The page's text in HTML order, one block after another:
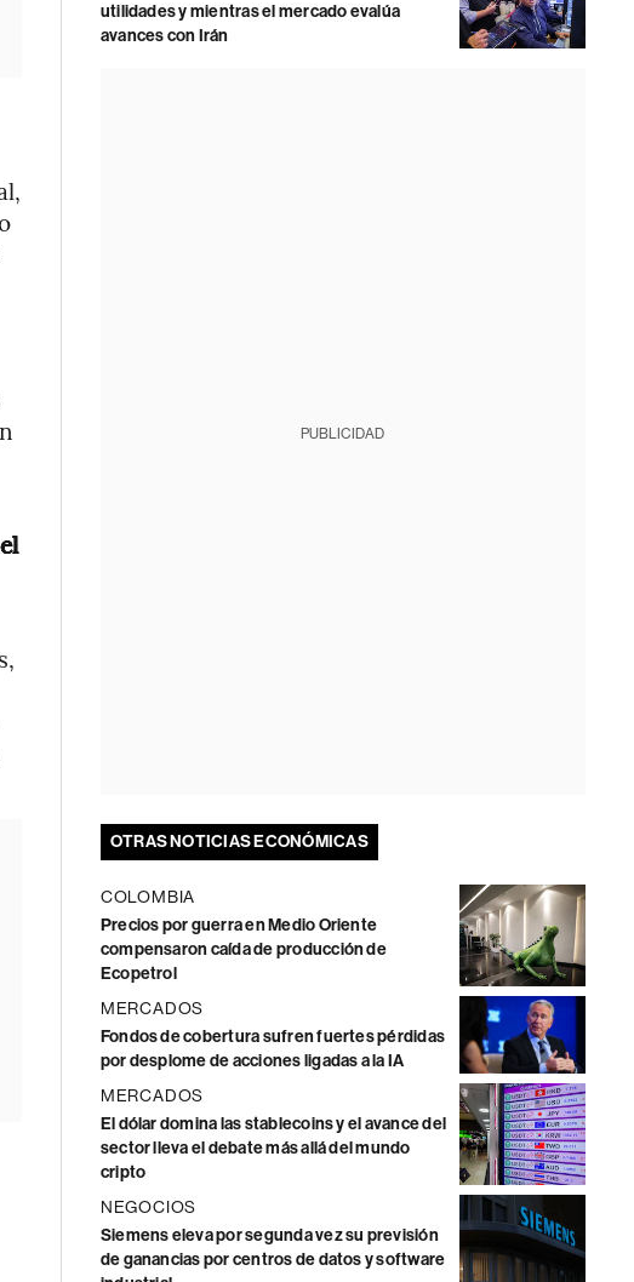
utilidades y mientras el mercado evalúa
avances con Irán
PUBLICIDAD
OTRAS NOTICIAS ECONÓMICAS
COLOMBIA
Precios por guerra en Medio Oriente
compensaron caída de producción de
Ecopetrol
MERCADOS
Fondos de cobertura sufren fuertes pérdidas
por desplome de acciones ligadas a la IA
MERCADOS
El dólar domina las stablecoins y el avance del
sector lleva el debate más allá del mundo
cripto
NEGOCIOS
Siemens eleva por segunda vez su previsión
de ganancias por centros de datos y software